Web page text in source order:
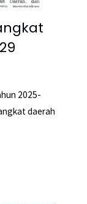
2025-
daerah